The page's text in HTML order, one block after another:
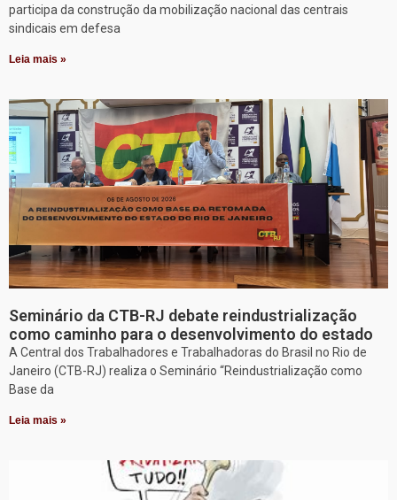
participa da construção da mobilização nacional das centrais
sindicais em defesa
Leia mais »
Seminário da CTB-RJ debate reindustrialização
como caminho para o desenvolvimento do estado
A Central dos Trabalhadores e Trabalhadoras do Brasil no Rio de
Janeiro (CTB-RJ) realiza o Seminário “Reindustrialização como
Base da
Leia mais »